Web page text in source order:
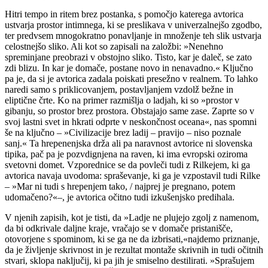
Hitri tempo in ritem brez postanka, s pomočjo katerega avtorica
ustvarja prostor intimnega, ki se preslikava v univerzalnejšo zgodbo,
ter predvsem mnogokratno ponavljanje in množenje teh slik ustvarja
celostnejšo sliko. Ali kot so zapisali na založbi: »Nenehno
spreminjane preobrazi v obstojno sliko. Tisto, kar je daleč, se zato
zdi blizu. In kar je domače, postane novo in nenavadno.« Ključno
pa je, da si je avtorica zadala poiskati presežno v realnem. To lahko
naredi samo s priklicovanjem, postavljanjem vzdolž bežne in
eliptične črte. Ko na primer razmišlja o ladjah, ki so »prostor v
gibanju, so prostor brez prostora. Obstajajo same zase. Zaprte so v
svoj lastni svet in hkrati odprte v neskončnost oceana«, nas spomni
še na ključno – »Civilizacije brez ladij – pravijo – niso poznale
sanj.« Ta hrepenenjska drža ali pa naravnost avtorice ni slovenska
tipika, pač pa je pozvdignjena na raven, ki ima evropski oziroma
svetovni domet. Vzporednice se da povleči tudi z Rilkejem, ki ga
avtorica navaja uvodoma: spraševanje, ki ga je vzpostavil tudi Rilke
– »Mar ni tudi s hrepenjem tako, / najprej je pregnano, potem
udomačeno?«–, je avtorica očitno tudi izkušenjsko predihala.
V njenih zapisih, kot je tisti, da »Ladje ne plujejo zgolj z namenom,
da bi odkrivale daljne kraje, vračajo se v domače pristanišče,
otovorjene s spominom, ki se ga ne da izbrisati,«najdemo priznanje,
da je življenje skrivnost in je rezultat montaže skrivnih in tudi očitnih
stvari, sklopa naključij, ki pa jih je smiselno destilirati. »Sprašujem